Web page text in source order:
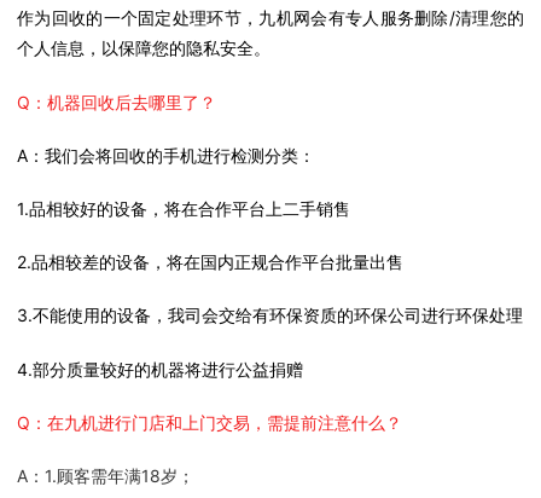
作为回收的一个固定处理环节，九机网会有专人服务删除/清理您的
个人信息，以保障您的隐私安全。
Q：机器回收后去哪里了？
A：我们会将回收的手机进行检测分类：
1.品相较好的设备，将在合作平台上二手销售
2.品相较差的设备，将在国内正规合作平台批量出售
3.不能使用的设备，我司会交给有环保资质的环保公司进行环保处理
4.部分质量较好的机器将进行公益捐赠
Q：在九机进行门店和上门交易，需提前注意什么？
A：1.顾客需年满18岁；